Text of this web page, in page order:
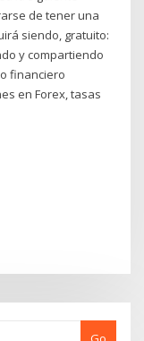
de tener una
siendo, gratuito:
y compartiendo
financiero
en Forex, tasas